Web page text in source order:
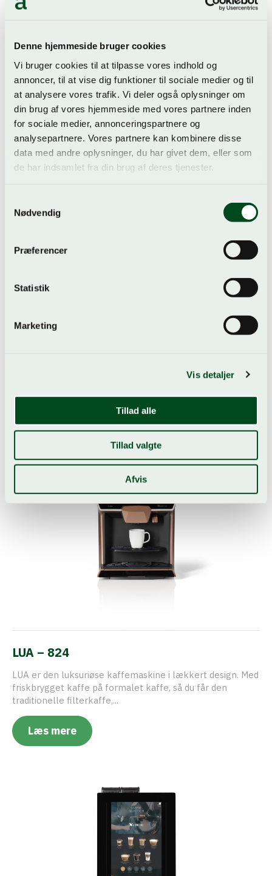
Denne hjemmeside bruger cookies
Vi bruger cookies til at tilpasse vores indhold og
annoncer, til at vise dig funktioner til sociale medier og til
at analysere vores trafik. Vi deler også oplysninger om
din brug af vores hjemmeside med vores partnere inden
for sociale medier, annonceringspartnere og
analysepartnere. Vores partnere kan kombinere disse
data med andre oplysninger, du har givet dem, eller som
de har indsamlet fra din brug af deres tjenester.
Nødvendig
Præferencer
Statistik
Marketing
Vis detaljer
Tillad alle
Tillad valgte
Afvis
Melitta XT180 GMC
Filterkandemaskine ca. 12 kopper Filterkandemaskine
(1,8 liter kande) Kapacitet op til 125 kopper i timen Touch
LUA – 824
LUA er den luksuriøse kaffemaskine i lækkert design. Med
friskbrygget kaffe på formalet kaffe, så du får den
traditionelle filterkaffe,...
Læs mere